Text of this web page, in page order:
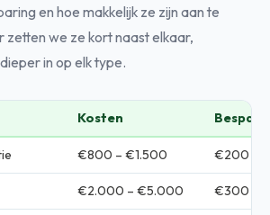
en hoe makkelijk ze zijn aan te
zetten we ze kort naast elkaar,
in op elk type.
Kosten
€800 – €1.500 €200 –
€2.000 – €5.000 €300 –